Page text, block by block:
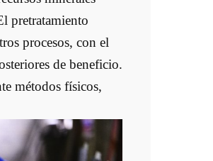
pretratamiento
procesos, con el
de beneficio.
métodos físicos,